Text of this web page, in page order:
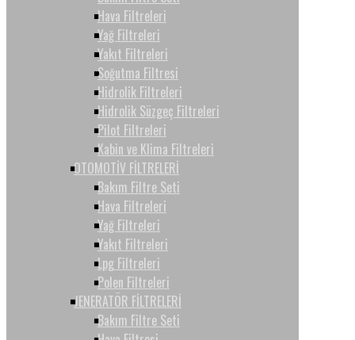
Hava Filtreleri
Yağ Filtreleri
Yakıt Filtreleri
Soğutma Filtresi
Hidrolik Filtreleri
Hidrolik Süzgeç Filtreleri
Pilot Filtreleri
Kabin ve Klima Filtreleri
OTOMOTİV FİLTRELERİ
Bakım Filtre Seti
Hava Filtreleri
Yağ Filtreleri
Yakıt Filtreleri
Lpg Filtreleri
Polen Filtreleri
JENERATÖR FİLTRELERİ
Bakım Filtre Seti